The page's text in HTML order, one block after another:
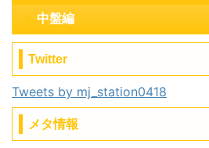
中盤編
Twitter
Tweets by mj_station0418
メタ情報